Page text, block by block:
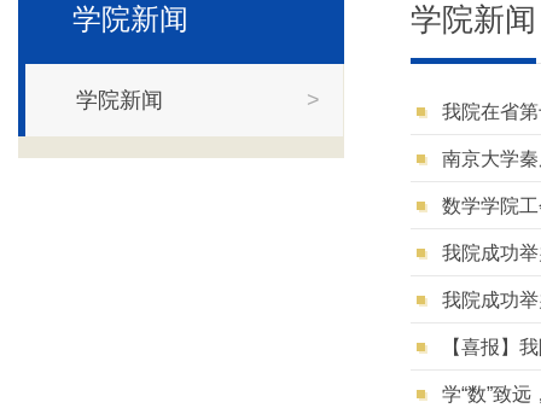
学院新闻
学院新闻 >
学院新闻
我院在省
南京大学
数学学院
我院成功
我院成功
【喜报】
学“数”致